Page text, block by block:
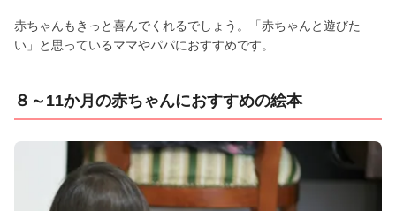
赤ちゃんもきっと喜んでくれるでしょう。「赤ちゃんと遊びた
い」と思っているママやパパにおすすめです。
８～11か月の赤ちゃんにおすすめの絵本